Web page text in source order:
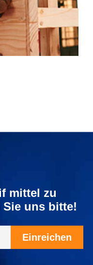
mittel zu
uns bitte!
Einreichen